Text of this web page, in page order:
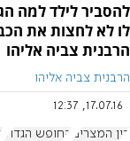
להסביר לילד למה
לו לא לחצות את
הרבנית צביה אליהו
הרבנית צביה אליהו
17.07.16, 12:37
בין המצרים החופש הגדול